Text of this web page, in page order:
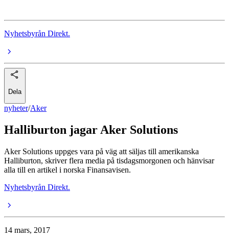
Nyhetsbyrån Direkt.
Dela
nyheter/Aker
Halliburton jagar Aker Solutions
Aker Solutions uppges vara på väg att säljas till amerikanska
Halliburton, skriver flera media på tisdagsmorgonen och hänvisar
alla till en artikel i norska Finansavisen.
Nyhetsbyrån Direkt.
14 mars, 2017